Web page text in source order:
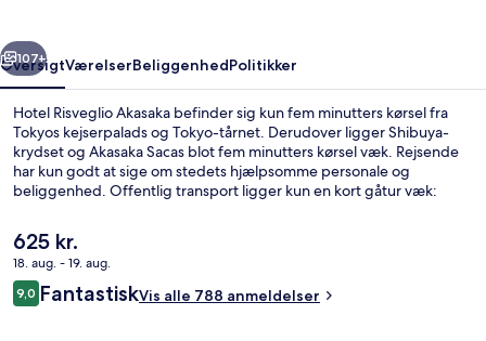
Overnatningsstedets facade – aften/
Næste
107+
OversigtVærelserBeliggenhedPolitikker
Hotel Risveglio Akasaka befinder sig kun fem minutters kørsel fra
Tokyos kejserpalads og Tokyo-tårnet. Derudover ligger Shibuya-
krydset og Akasaka Sacas blot fem minutters kørsel væk. Rejsende
har kun godt at sige om stedets hjælpsomme personale og
beliggenhed. Offentlig transport ligger kun en kort gåtur væk:
Subwaystation ligger 4 minutter derfra.
Den
nuværende
pris
er
625 kr.
18. aug. - 19. aug.
Anmeldelser
9,09,0 ud af 10.
FantastiskVis alle 788 anmeldelser